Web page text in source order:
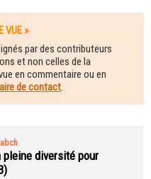
VUE »
par des contributeurs
et non celles de la
en commentaire ou en
de contact.
pleine diversité pour